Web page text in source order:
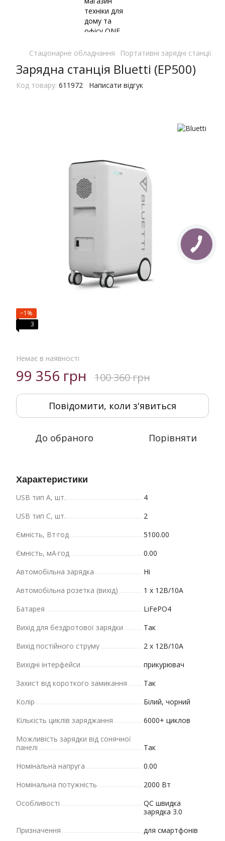
Стаціонарне обладнання Портативні зарядні станції
Зарядна станція Bluetti (EP500)
Код товару: 611972 Написати відгук
−1%
3
Немає в наявності
99 356 грн 100 360 грн
Повідомити, коли з'явиться
До обраного Порівняти
Характеристики
USB тип A, шт.
4
USB тип C, шт.
2
Ємність, Вт·год
5100.00
Ємність, мА·год
0.00
Автомобільна зарядка
Ні
Автомобільна розетка (вихід)
1 х 12В/10A
Батарея
LiFePO4
Вихід для бездротової зарядки
Так
Вихід постійного струму
2 х 12В/10А
Вихідні інтерфейси
прикурювач
Захист від короткого замикання
Так
Колір
Білий, чорний
Кількість циклів заряджання
6000+ циклов
Можливість зарядки від сонячної
панелі
Так
Номінальна напруга
0.00
Номінальна потужність
2000 Вт
Особливості
QC швидка
зарядка 3.0
Призначення
для смартфонів